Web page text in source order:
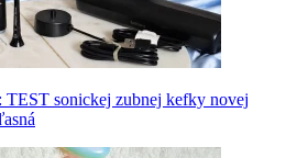
TEST sonickej zubnej kefky novej